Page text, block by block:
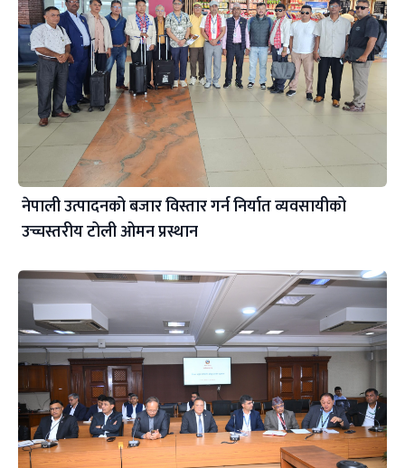
नेपाली उत्पादनको बजार विस्तार गर्न निर्यात व्यवसायीको
उच्चस्तरीय टोली ओमन प्रस्थान